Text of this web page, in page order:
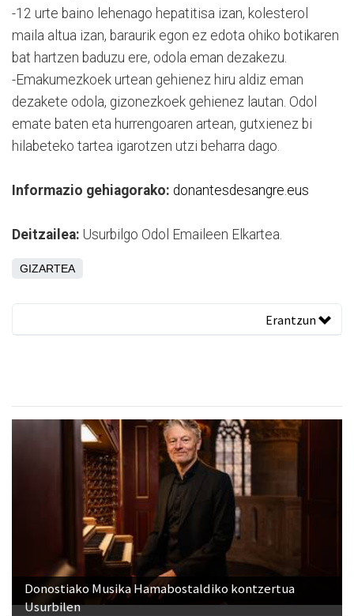
-12 urte baino lehenago hepatitisa izan, kolesterol
maila altua izan, baraurik egon ez edota ohiko botikaren
bat hartzen baduzu ere, odola eman dezakezu.
-Emakumezkoek urtean gehienez hiru aldiz eman
dezakete odola, gizonezkoek gehienez lautan. Odol
emate baten eta hurrengoaren artean, gutxienez bi
hilabeteko tartea igarotzen utzi beharra dago.
Informazio gehiagorako: donantesdesangre.eus
Deitzailea: Usurbilgo Odol Emaileen Elkartea.
GIZARTEA
Erantzun
Donostiako Musika Hamabostaldiko kontzertua
Usurbilen